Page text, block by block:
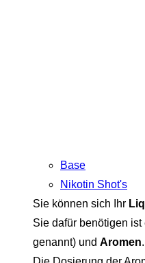
Base
Nikotin Shot's
Sie können sich Ihr
Sie dafür benötigen ist
genannt) und Aromen.